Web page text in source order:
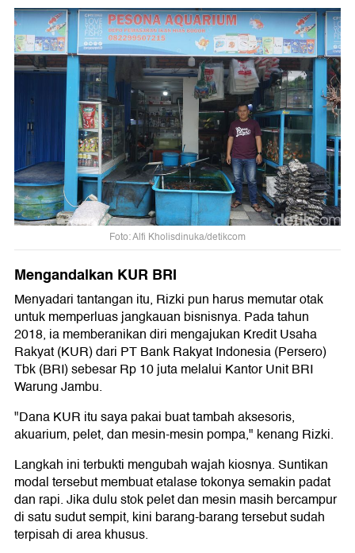
Foto: Alfi Kholisdinuka/detikcom
Mengandalkan KUR BRI
Menyadari tantangan itu, Rizki pun harus memutar otak
untuk memperluas jangkauan bisnisnya. Pada tahun
2018, ia memberanikan diri mengajukan Kredit Usaha
Rakyat (KUR) dari PT Bank Rakyat Indonesia (Persero)
Tbk (BRI) sebesar Rp 10 juta melalui Kantor Unit BRI
Warung Jambu.
"Dana KUR itu saya pakai buat tambah aksesoris,
akuarium, pelet, dan mesin-mesin pompa," kenang Rizki.
Langkah ini terbukti mengubah wajah kiosnya. Suntikan
modal tersebut membuat etalase tokonya semakin padat
dan rapi. Jika dulu stok pelet dan mesin masih bercampur
di satu sudut sempit, kini barang-barang tersebut sudah
terpisah di area khusus.